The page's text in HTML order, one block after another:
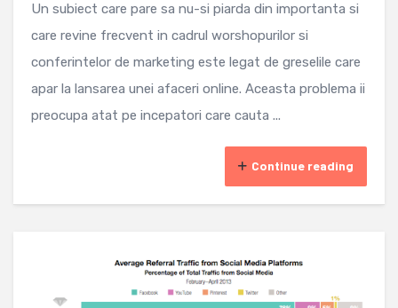
Un subiect care pare sa nu-si piarda din importanta si
care revine frecvent in cadrul worshopurilor si
conferintelor de marketing este legat de greselile care
apar la lansarea unei afaceri online. Aceasta problema ii
preocupa atat pe incepatori care cauta ...
Continue reading